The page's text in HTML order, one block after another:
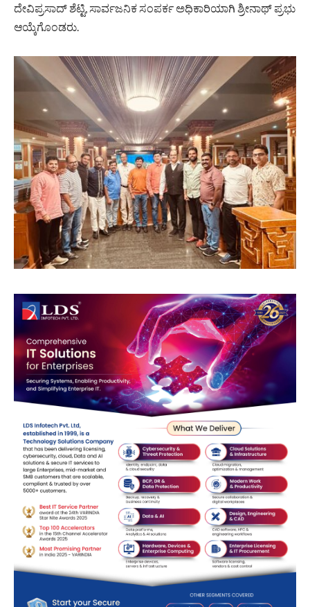
ದೇವಿಪ್ರಸಾದ್ ಶೆಟ್ಟಿ, ಸಾರ್ವಜನಿಕ ಸಂಪರ್ಕ ಅಧಿಕಾರಿಯಾಗಿ ಶ್ರೀನಾಥ್ ಪ್ರಭು
ಆಯ್ಕೆಗೊಂಡರು.